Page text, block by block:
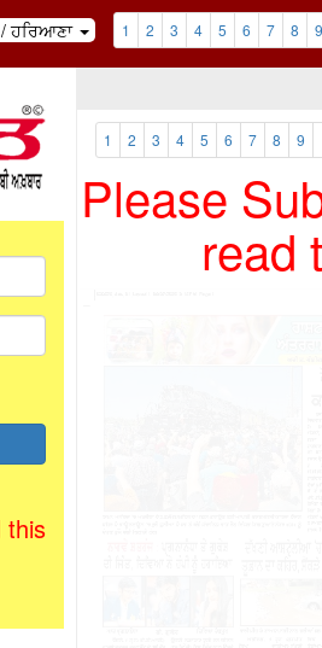
/ ਹਰਿਆਣਾ 1 2 3 4 5 6 7 8 9
this
1 2 3 4 5 6 7 8 9
Please
read